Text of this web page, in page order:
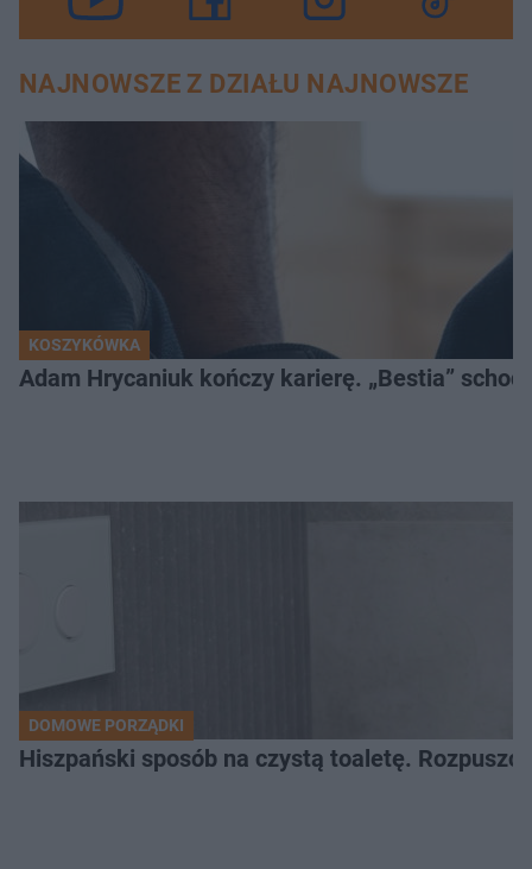
NAJNOWSZE Z DZIAŁU NAJNOWSZE
KOSZYKÓWKA
Adam Hrycaniuk kończy karierę. „Bestia”
DOMOWE PORZĄDKI
Hiszpański sposób na czystą toaletę.